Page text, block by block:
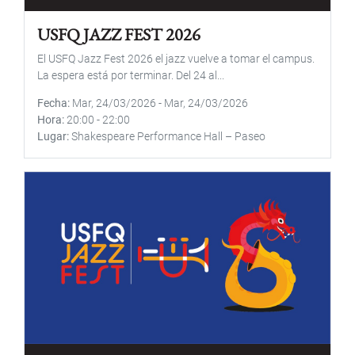
USFQ JAZZ FEST 2026
El USFQ Jazz Fest 2026 el jazz vuelve a tomar el campus.
La espera está por terminar. Del 24 al...
Fecha Mar, 24/03/2026 - Mar, 24/03/2026
Hora 20:00 - 22:00
Lugar Shakespeare Performance Hall – Paseo